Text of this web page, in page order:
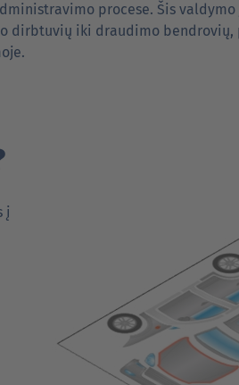
procese. Šis
dirbtuvių iki draudimo
į